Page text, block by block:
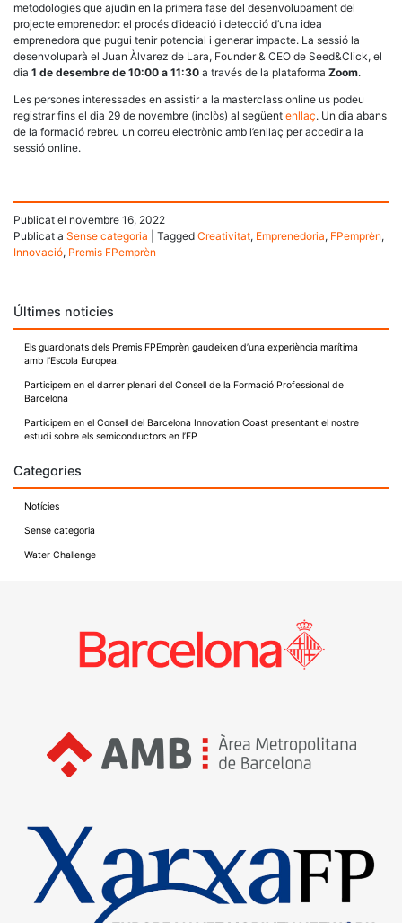
metodologies que ajudin en la primera fase del desenvolupament del
projecte emprenedor: el procés d’ideació i detecció d’una idea
emprenedora que pugui tenir potencial i generar impacte. La sessió la
desenvoluparà el Juan Àlvarez de Lara, Founder & CEO de Seed&Click, el
dia 1 de desembre de 10:00 a 11:30 a través de la plataforma Zoom.
Les persones interessades en assistir a la masterclass online us podeu
registrar fins el dia 29 de novembre (inclòs) al següent enllaç. Un dia abans
de la formació rebreu un correu electrònic amb l’enllaç per accedir a la
sessió online.
Publicat el novembre 16, 2022
Publicat a Sense categoria Tagged Creativitat, Emprenedoria, FPemprèn,
Innovació, Premis FPemprèn
Últimes noticies
Els guardonats dels Premis FPEmprèn gaudeixen d’una experiència marítima
amb l’Escola Europea.
Participem en el darrer plenari del Consell de la Formació Professional de
Barcelona
Participem en el Consell del Barcelona Innovation Coast presentant el nostre
estudi sobre els semiconductors en l’FP
Categories
Notícies
Sense categoria
Water Challenge